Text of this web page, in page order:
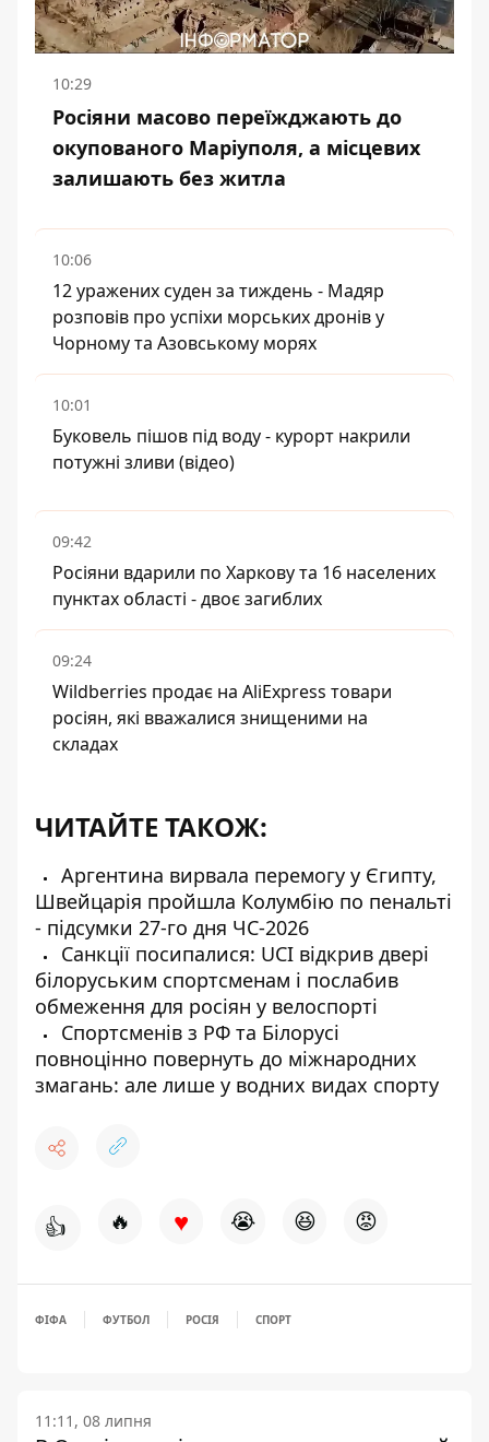
10:29
Росіяни масово переїжджають до
окупованого Маріуполя, а місцевих
залишають без житла
10:06
12 уражених суден за тиждень - Мадяр
розповів про успіхи морських дронів у
Чорному та Азовському морях
10:01
Буковель пішов під воду - курорт накрили
потужні зливи (відео)
09:42
Росіяни вдарили по Харкову та 16 населених
пунктах області - двоє загиблих
09:24
Wildberries продає на AliExpress товари
росіян, які вважалися знищеними на
складах
ЧИТАЙТЕ ТАКОЖ:
Аргентина вирвала перемогу у Єгипту,
Швейцарія пройшла Колумбію по пенальті
- підсумки 27-го дня ЧС-2026
Санкції посипалися: UCI відкрив двері
білоруським спортсменам і послабив
обмеження для росіян у велоспорті
Спортсменів з РФ та Білорусі
повноцінно повернуть до міжнародних
змагань: але лише у водних видах спорту
👍 🔥 ♥ 😭 😆 😡
ФІФА ФУТБОЛ РОСІЯ СПОРТ
11:11, 08 липня